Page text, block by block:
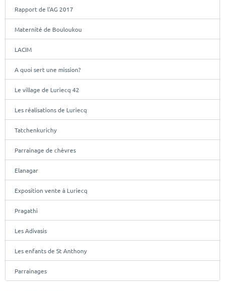
Rapport de l'AG 2017
Maternité de Bouloukou
LACIM
A quoi sert une mission?
Le village de Luriecq 42
Les réalisations de Luriecq
Tatchenkurichy
Parrainage de chèvres
Elanagar
Exposition vente à Luriecq
Pragathi
Les Adivasis
Les enfants de St Anthony
Parrainages